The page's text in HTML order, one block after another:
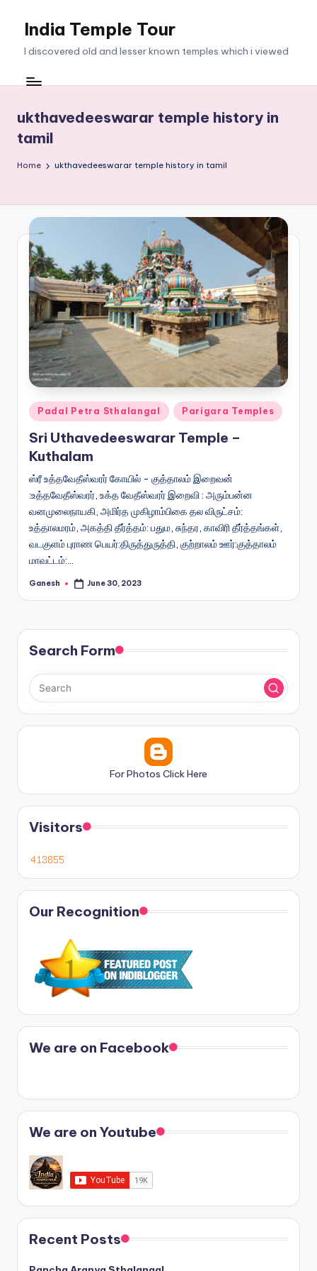
India Temple Tour
I discovered old and lesser known temples which i viewed
ukthavedeeswarar temple history in
tamil
Home ukthavedeeswarar temple history in tamil
Posted
in
Padal Petra Sthalangal Parigara Temples
Sri Uthavedeeswarar Temple –
Kuthalam
ஸ்ரீ உத்தவேதீஸ்வரர் கோயில் - குத்தாலம் இறைவன்
:உத்தவேதீஸ்வரர், உக்த வேதீஸ்வரர் இறைவி : அரும்பன்ன
வனமுலைநாயகி, அமிர்த முகிழாம்பிகை தல விருட்சம்:
உத்தாலமரம், அகத்தி தீர்த்தம்: பதும, சுந்தர, காவிரி தீர்த்தங்கள்,
வடகுளம் புராண பெயர்:திருத்துருத்தி, குற்றாலம் ஊர்:குத்தாலம்
மாவட்டம்:…
Posted
Ganesh June 30, 2023
Search Form
For Photos Click Here
Visitors
Our Recognition
We are on Facebook
We are on Youtube
Recent Posts